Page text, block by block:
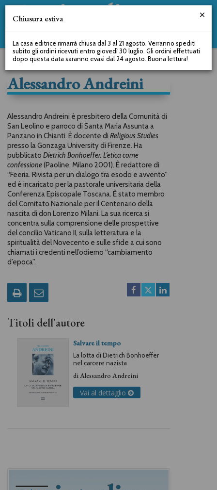
Alessandro Andreini
Alessandro Andreini è presbitero della Comunità di
San Leolino e parroco di Santa Maria Assunta a
Panzano in Chianti. È docente di Religious Studies
presso la Gonzaga University di Firenze. Ha
pubblicato Dietrich Bonhoeffer. L’etica come
confessione(Paoline, Milano 2001). È redattore di
“Feeria. Rivista per un dialogo tra esodo e avvento”
ed è incaricato per la pastorale universitaria della
Conferenza Episcopale Toscana. È stato membro
del Comitato Nazionale per il Centenario della
nascita di don Lorenzo Milani. La sua ricerca si
concentra sulla comprensione delle prospettive
del concilio Vaticano II, sulla letteratura e la
spiritualità del Novecento e sulle sfide a cui sono
chiamati i credenti nell’odierno “cambiamento
d’epoca”.
Titoli dell'autore
Salvare il tempo
La lotta di Dietrich Bonhoeffer
nel carcere nazista
diAlessandro Andreini
Vai al dettaglio
Chiusura estiva
La casa editrice rimarrà chiusa dal 3 al 21 agosto. Verranno spediti
subito gli ordini ricevuti entro giovedì 30 luglio. Gli ordini effettuati
dopo questa data saranno evasi dal 24 agosto. Buona lettura!